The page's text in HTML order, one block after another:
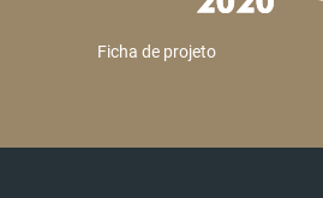
Ficha de projeto